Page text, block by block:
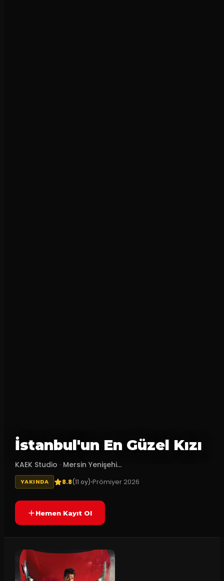
İstanbul'un En Güzel Kızı
KAEK Studio · Mersin Yenişehi...
YAKINDA 8.8(11 oy)Prömiyer 2026
Hemen Kayıt Ol